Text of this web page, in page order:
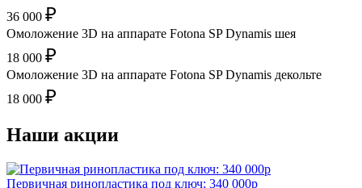
36 000 ₽
Омоложение 3D на аппарате Fotona SP Dynamis шея
18 000 ₽
Омоложение 3D на аппарате Fotona SP Dynamis декольте
18 000 ₽
Наши акции
Первичная ринопластика под ключ: 340 000р